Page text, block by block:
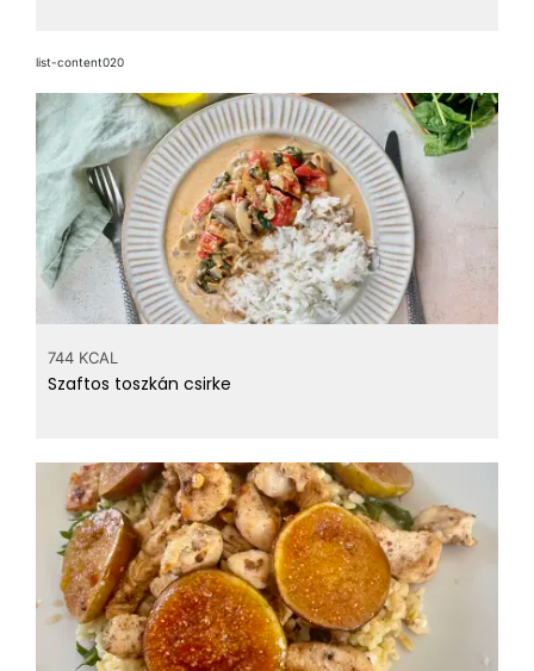
list-content020
744 KCAL
Szaftos toszkán csirke